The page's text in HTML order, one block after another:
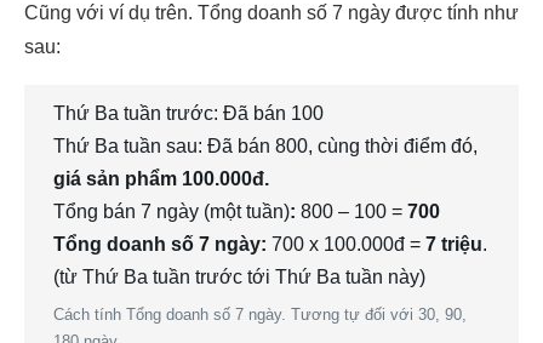
Cũng với ví dụ trên. Tổng doanh số 7 ngày được tính như
sau:
Thứ Ba tuần trước: Đã bán 100
Thứ Ba tuần sau: Đã bán 800, cùng thời điểm đó,
giá sản phẩm 100.000đ.
Tổng bán 7 ngày (một tuần): 800 – 100 = 700
Tổng doanh số 7 ngày: 700 x 100.000đ = 7 triệu.
(từ Thứ Ba tuần trước tới Thứ Ba tuần này)
Cách tính Tổng doanh số 7 ngày. Tương tự đối với 30, 90,